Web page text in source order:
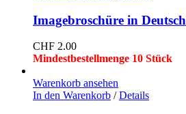
Imagebroschüre in Deutsch
CHF 2.00
Mindestbestellmenge 10 Stück
Warenkorb ansehen
In den Warenkorb / Details